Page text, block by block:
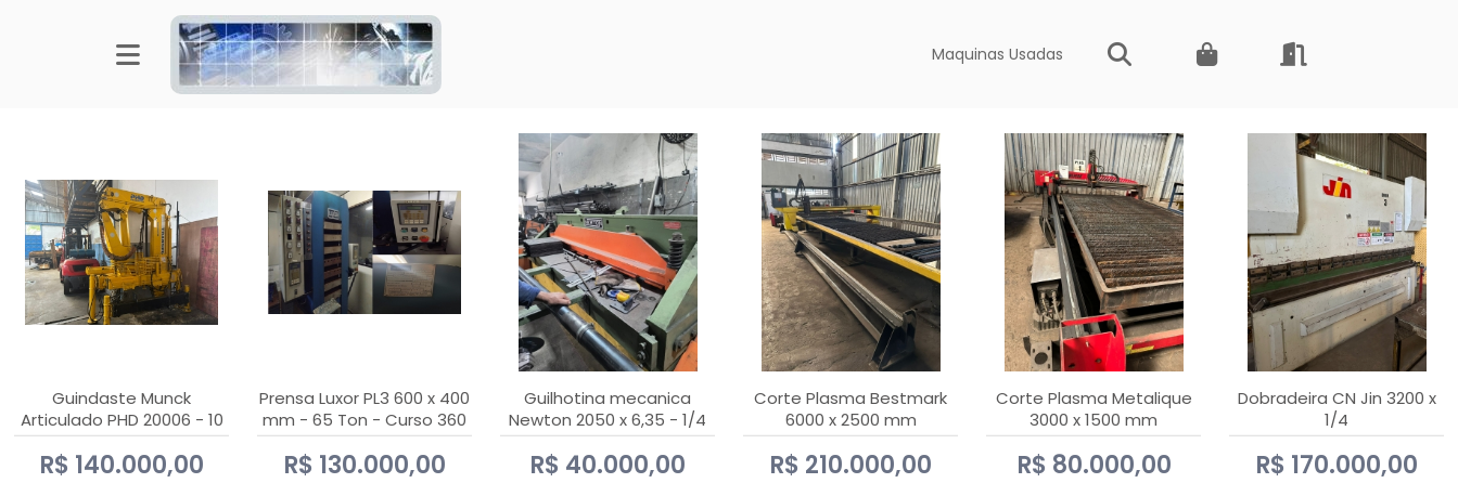
Maquinas Usadas
Guindaste Munck
Articulado PHD 20006 - 10
Ton
R$ 140.000,00
Prensa Luxor PL3 600 x 400
mm - 65 Ton - Curso 360
mm
R$ 130.000,00
Guilhotina mecanica
Newton 2050 x 6,35 - 1/4
R$ 40.000,00
Corte Plasma Bestmark
6000 x 2500 mm
Hypertherm MaxPro 200
R$ 210.000,00
Corte Plasma Metalique
3000 x 1500 mm
Hypertherm Powermax 45
xp
R$ 80.000,00
Dobradeira CN Jin 3200 x
1/4
R$ 170.000,00